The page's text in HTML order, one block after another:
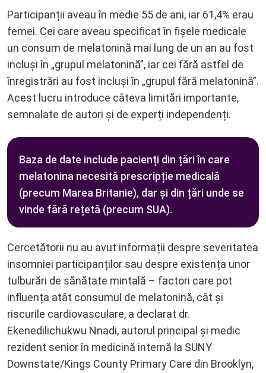
Participanții aveau în medie 55 de ani, iar 61,4% erau
femei. Cei care aveau specificat în fișele medicale
un consum de melatonină mai lung de un an au fost
incluși în „grupul melatonină”, iar cei fără astfel de
înregistrări au fost incluși în „grupul fără melatonină”.
Acest lucru introduce câteva limitări importante,
semnalate de autori și de experți independenți.
Baza de date include pacienți din țări în care
melatonina necesită prescripție medicală
(precum Marea Britanie), dar și din țări unde se
vinde fără rețetă (precum SUA).
Cercetătorii nu au avut informații despre severitatea
insomniei participanților sau despre existența unor
tulburări de sănătate mintală – factori care pot
influența atât consumul de melatonină, cât și
riscurile cardiovasculare, a declarat dr.
Ekenedilichukwu Nnadi, autorul principal și medic
rezident senior în medicină internă la SUNY
Downstate/Kings County Primary Care din Brooklyn,